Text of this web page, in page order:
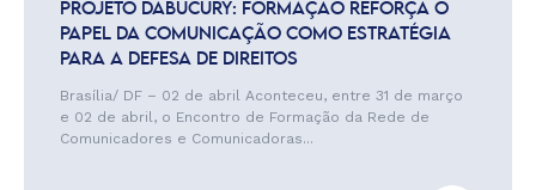
PROJETO DABUCURY: FORMAÇÃO REFORÇA O
PAPEL DA COMUNICAÇÃO COMO ESTRATÉGIA
PARA A DEFESA DE DIREITOS
Brasília/ DF – 02 de abril Aconteceu, entre 31 de março
e 02 de abril, o Encontro de Formação da Rede de
Comunicadores e Comunicadoras...